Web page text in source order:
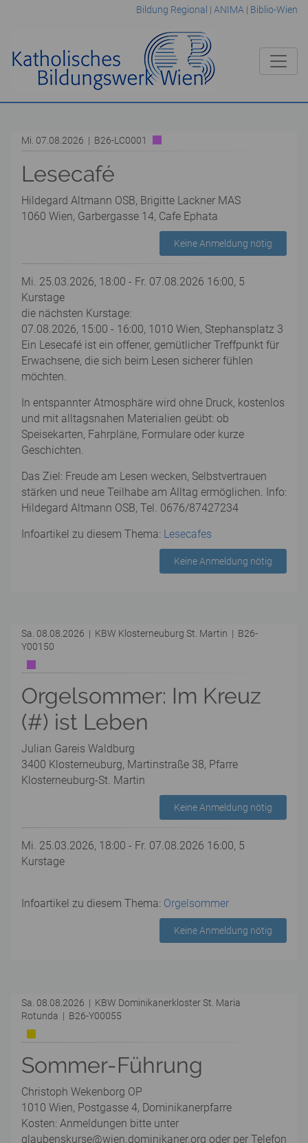
Bildung Regional | ANIMA | Biblio-Wien
Mi. 07.08.2026 | B26-LC0001
Lesecafé
Hildegard Altmann OSB, Brigitte Lackner MAS
1060 Wien, Garbergasse 14, Cafe Ephata
Keine Anmeldung nötig
Mi. 25.03.2026, 18:00 - Fr. 07.08.2026 16:00, 5
Kurstage
die nächsten Kurstage:
07.08.2026, 15:00 - 16:00, 1010 Wien, Stephansplatz 3
Ein Lesecafé ist ein offener, gemütlicher Treffpunkt für
Erwachsene, die sich beim Lesen sicherer fühlen
möchten.
In entspannter Atmosphäre wird ohne Druck, kostenlos
und mit alltagsnahen Materialien geübt: ob
Speisekarten, Fahrpläne, Formulare oder kurze
Geschichten.
Das Ziel: Freude am Lesen wecken, Selbstvertrauen
stärken und neue Teilhabe am Alltag ermöglichen. Info:
Hildegard Altmann OSB, Tel. 0676/87427234
Infoartikel zu diesem Thema: Lesecafes
Keine Anmeldung nötig
Sa. 08.08.2026 | KBW Klosterneuburg St. Martin | B26-
Y00150
Orgelsommer: Im Kreuz
(#) ist Leben
Julian Gareis Waldburg
3400 Klosterneuburg, Martinstraße 38, Pfarre
Klosterneuburg-St. Martin
Keine Anmeldung nötig
Mi. 25.03.2026, 18:00 - Fr. 07.08.2026 16:00, 5
Kurstage
Infoartikel zu diesem Thema: Orgelsommer
Keine Anmeldung nötig
Sa. 08.08.2026 | KBW Dominikanerkloster St. Maria
Rotunda | B26-Y00055
Sommer-Führung
Christoph Wekenborg OP
1010 Wien, Postgasse 4, Dominikanerpfarre
Kosten: Anmeldungen bitte unter
glaubenskurse@wien.dominikaner.org oder per Telefon